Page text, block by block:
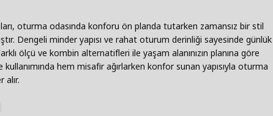
oturma odasında konforu ön planda tutarken zamansız bir stil
Dengeli minder yapısı ve rahat oturum derinliği sayesinde günlük
ölçü ve kombin alternatifleri ile yaşam alanınızın planına göre
kullanımında hem misafir ağırlarken konfor sunan yapısıyla oturma
alır.